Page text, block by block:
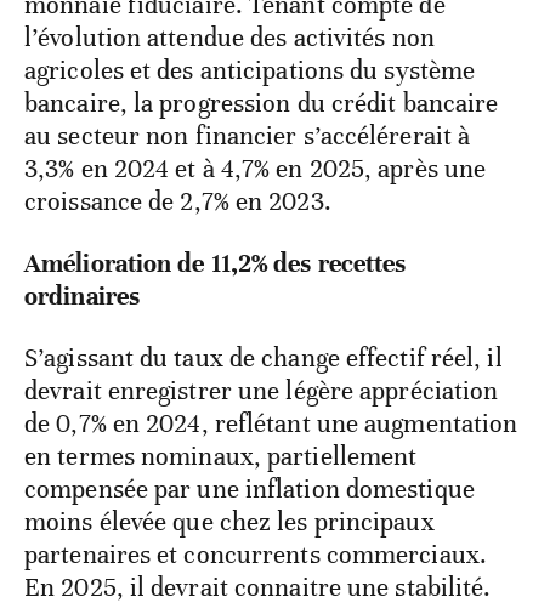
l’évolution attendue des activités non
agricoles et des anticipations du système
bancaire, la progression du crédit bancaire
au secteur non financier s’accélérerait à
3,3% en 2024 et à 4,7% en 2025, après une
croissance de 2,7% en 2023.
Amélioration de 11,2% des recettes
ordinaires
S’agissant du taux de change effectif réel, il
devrait enregistrer une légère appréciation
de 0,7% en 2024, reflétant une augmentation
en termes nominaux, partiellement
compensée par une inflation domestique
moins élevée que chez les principaux
partenaires et concurrents commerciaux.
En 2025, il devrait connaitre une stabilité.